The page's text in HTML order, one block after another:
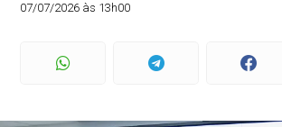
07/07/2026 às 13h00